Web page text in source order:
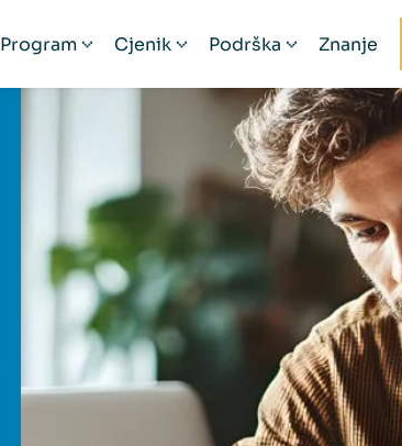
Program
Česta pitanja
Mobilna aplikacija
Povezana rješenja
Iskustva korisnika
Cjenik
Pogodnosti
Provizija za preporuku
Podrška
Podrška
Video edukacije
Prijava na
Znanje